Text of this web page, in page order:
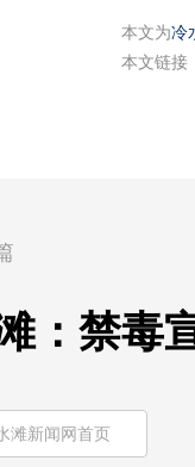
本文为冷
本文链接
：禁毒
滩新闻网首页